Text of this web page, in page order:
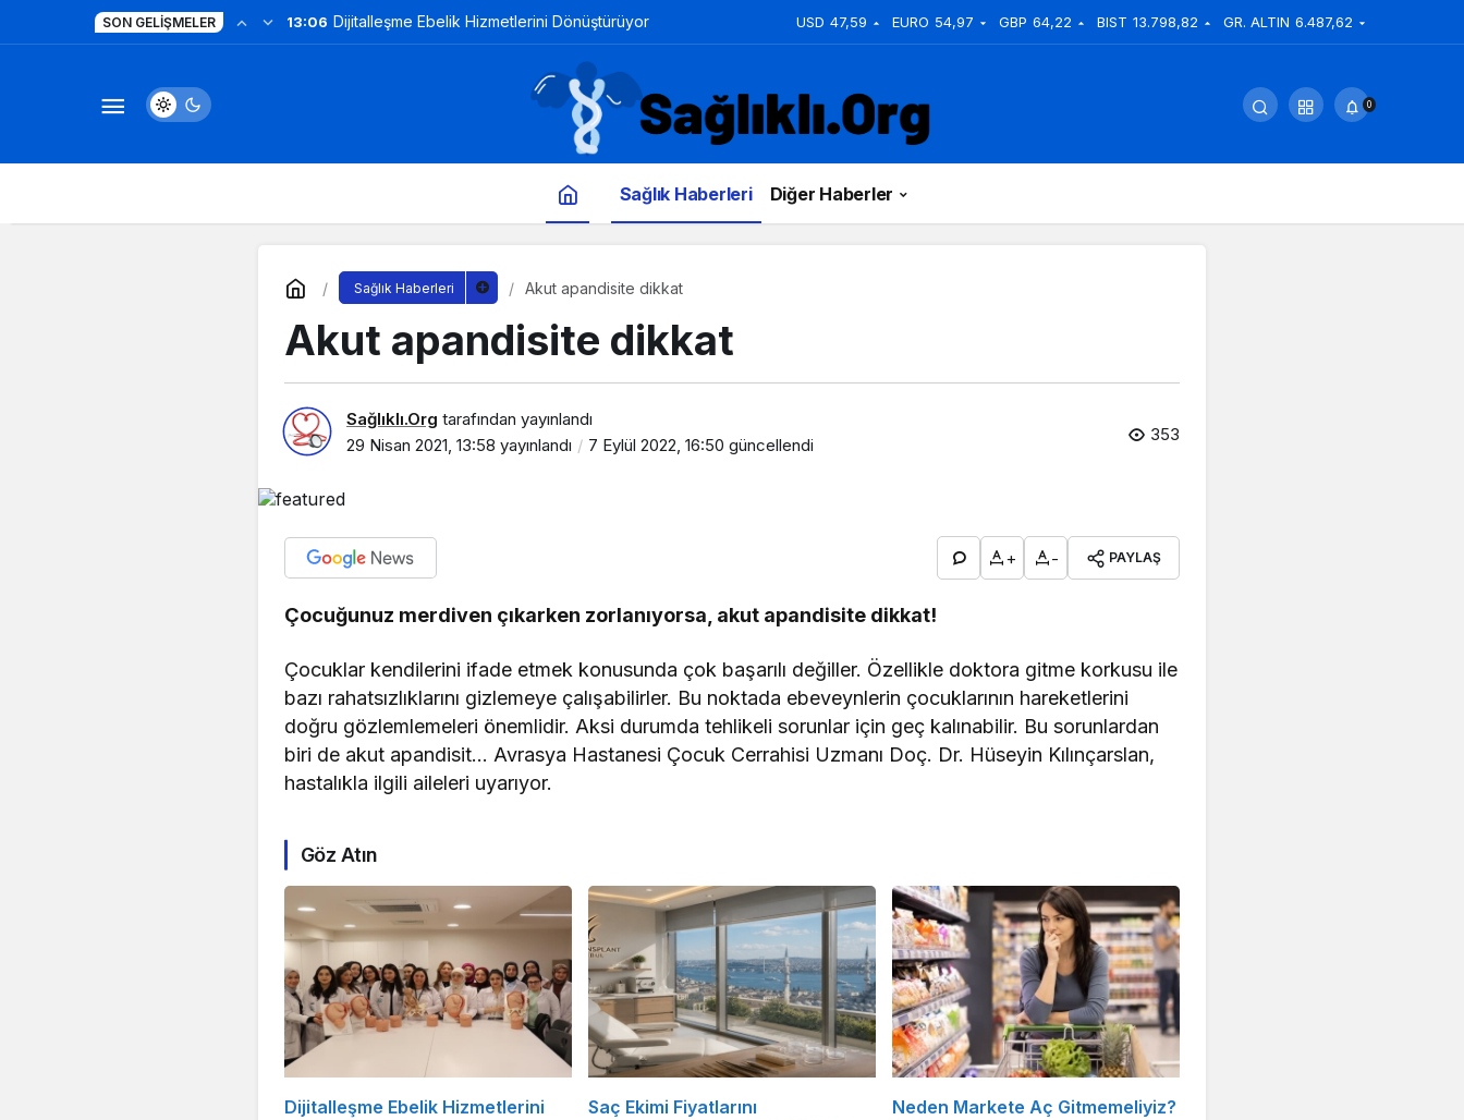
SON GELIŞMELER 13:06 Dijitalleşme Ebelik Hizmetlerini Dönüştürüyor USD 47,59 EURO 54,97 GBP 64,22 BIST 13.798,82 GR. ALTIN 6.487,62
0
Sağlık Haberleri Diğer Haberler
Sağlık Haberleri Akut apandisite dikkat
Akut apandisite dikkat
Sağlıklı.Org tarafından yayınlandı
29 Nisan 2021, 13:58 yayınlandı 7 Eylül 2022, 16:50 güncellendi 353
+ - PAYLAŞ
Çocuğunuz merdiven çıkarken zorlanıyorsa, akut apandisite dikkat!
Çocuklar kendilerini ifade etmek konusunda çok başarılı değiller. Özellikle doktora gitme korkusu ile
bazı rahatsızlıklarını gizlemeye çalışabilirler. Bu noktada ebeveynlerin çocuklarının hareketlerini
doğru gözlemlemeleri önemlidir. Aksi durumda tehlikeli sorunlar için geç kalınabilir. Bu sorunlardan
biri de akut apandisit… Avrasya Hastanesi Çocuk Cerrahisi Uzmanı Doç. Dr. Hüseyin Kılınçarslan,
hastalıkla ilgili aileleri uyarıyor.
Göz Atın
Dijitalleşme Ebelik Hizmetlerini
Saç Ekimi Fiyatlarını
Neden Markete Aç Gitmemeliyiz?